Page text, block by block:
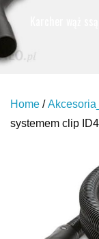
Karcher wąż
Home /
systemem clip